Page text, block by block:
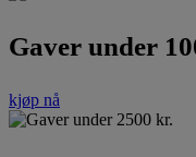
Gaver under
kjøp nå